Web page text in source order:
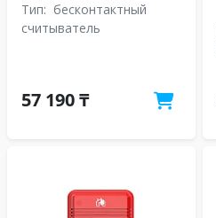
Тип: бесконтактный
считыватель
57 190 ₸